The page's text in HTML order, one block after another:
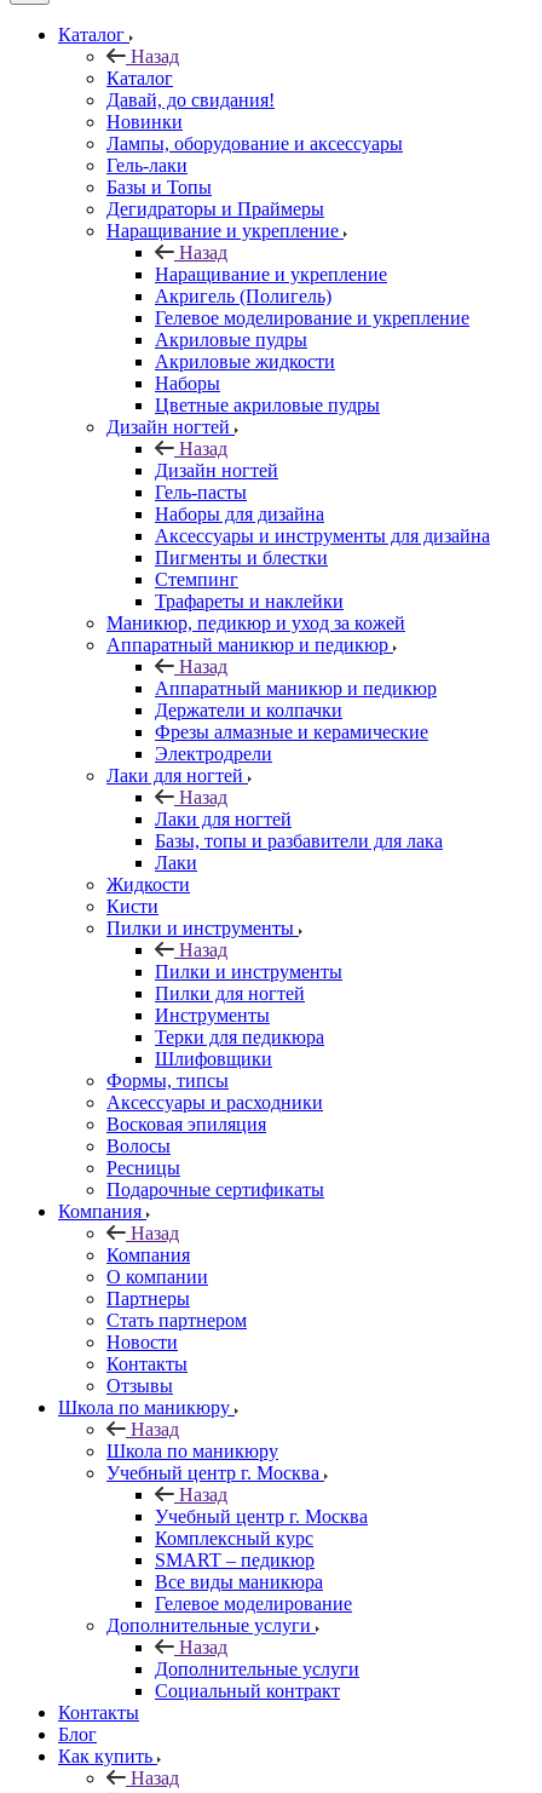
Каталог
Назад
Каталог
Давай, до свидания!
Новинки
Лампы, оборудование и аксессуары
Гель-лаки
Базы и Топы
Дегидраторы и Праймеры
Наращивание и укрепление
Назад
Наращивание и укрепление
Акригель (Полигель)
Гелевое моделирование и укрепление
Акриловые пудры
Акриловые жидкости
Наборы
Цветные акриловые пудры
Дизайн ногтей
Назад
Дизайн ногтей
Гель-пасты
Наборы для дизайна
Аксессуары и инструменты для дизайна
Пигменты и блестки
Стемпинг
Трафареты и наклейки
Маникюр, педикюр и уход за кожей
Аппаратный маникюр и педикюр
Назад
Аппаратный маникюр и педикюр
Держатели и колпачки
Фрезы алмазные и керамические
Электродрели
Лаки для ногтей
Назад
Лаки для ногтей
Базы, топы и разбавители для лака
Лаки
Жидкости
Кисти
Пилки и инструменты
Назад
Пилки и инструменты
Пилки для ногтей
Инструменты
Терки для педикюра
Шлифовщики
Формы, типсы
Аксессуары и расходники
Восковая эпиляция
Волосы
Ресницы
Подарочные сертификаты
Компания
Назад
Компания
О компании
Партнеры
Стать партнером
Новости
Контакты
Отзывы
Школа по маникюру
Назад
Школа по маникюру
Учебный центр г. Москва
Назад
Учебный центр г. Москва
Комплексный курс
SMART – педикюр
Все виды маникюра
Гелевое моделирование
Дополнительные услуги
Назад
Дополнительные услуги
Социальный контракт
Контакты
Блог
Как купить
Назад